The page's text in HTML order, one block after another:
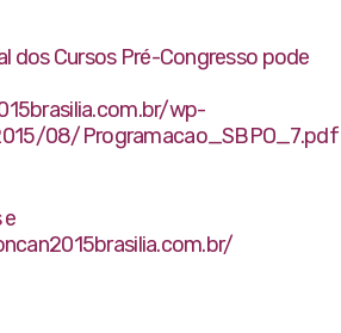
dos Cursos Pré-Congresso pode
wp-
08/Programacao_SBPO_7.pdf